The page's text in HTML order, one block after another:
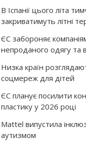
В Іспанії цього літа
закриватимуть літні
ЄС забороняє
непроданого одягу та
Низка країн
соцмереж для дітей
ЄС планує посилити
пластику у 2026 році
Mattel випустила
аутизмом